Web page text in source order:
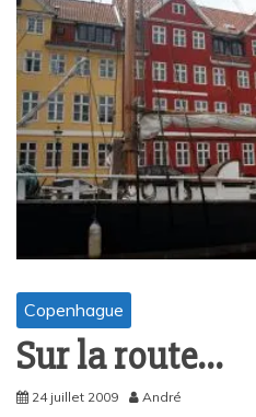
Copenhague
Sur la route…
24 juillet 2009 André